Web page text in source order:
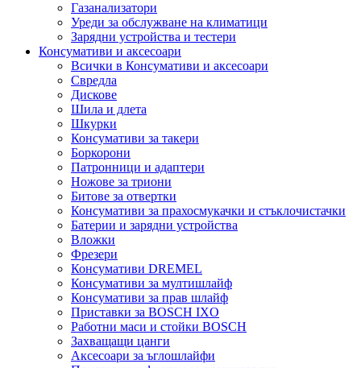
Газанализатори
Уреди за обслужване на климатици
Зарядни устройства и тестери
Консумативи и аксесоари
Всички в Консумативи и аксесоари
Свредла
Дискове
Шила и длета
Шкурки
Консумативи за такери
Боркорони
Патронници и адаптери
Ножове за триони
Битове за отвертки
Консумативи за прахосмукачки и стъклочистачки
Батерии и зарядни устройства
Вложки
Фрезери
Консумативи DREMEL
Консумативи за мултишлайф
Консумативи за прав шлайф
Приставки за BOSCH IXO
Работни маси и стойки BOSCH
Захващащи цанги
Аксесоари за ъглошлайфи